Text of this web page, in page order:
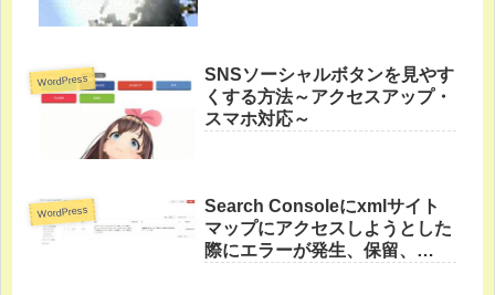
WordPress
SNSソーシャルボタンを見やす
くする方法～アクセスアップ・
スマホ対応～
WordPress
Search Consoleにxmlサイト
マップにアクセスしようとした
際にエラーが発生、保留、